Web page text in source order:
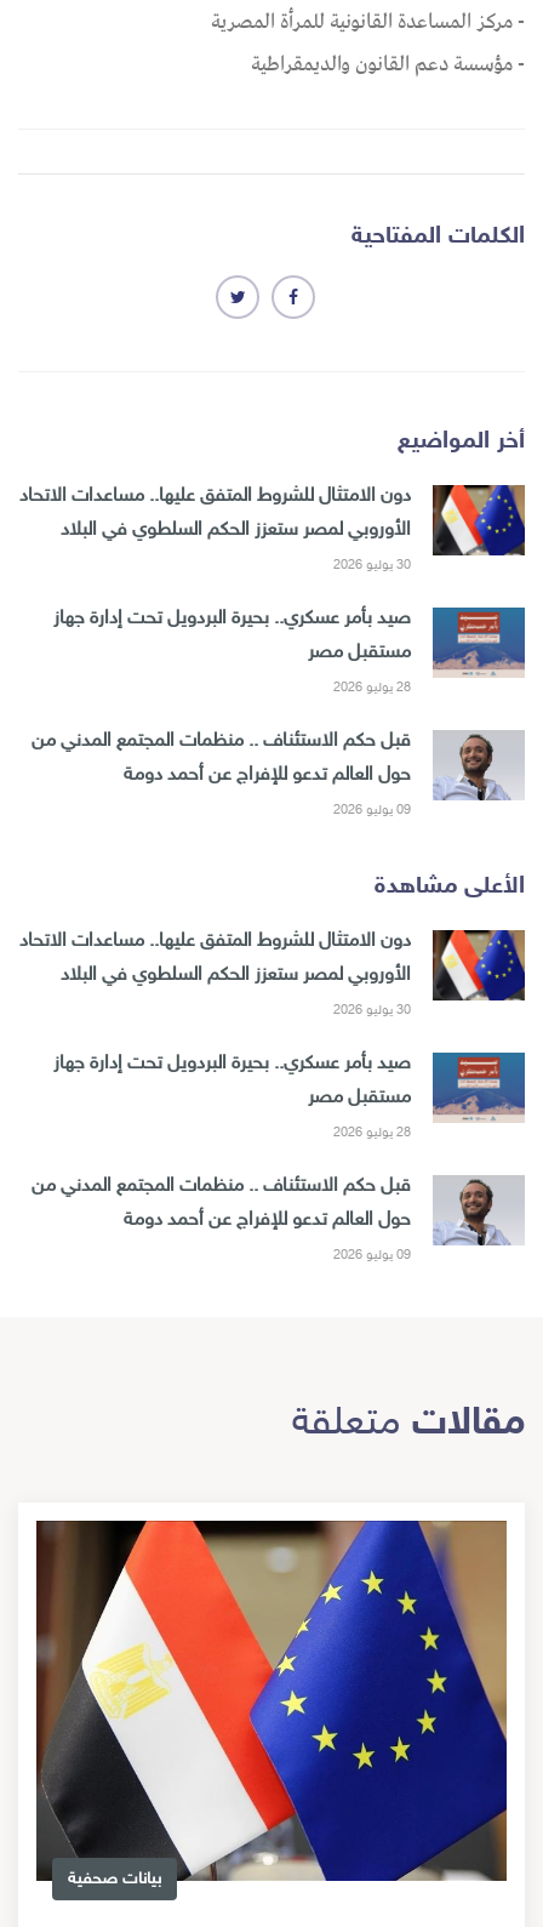
- مركز المساعدة القانونية للمرأة المصرية
- مؤسسة دعم القانون والديمقراطية
الكلمات المفتاحية
أخر المواضيع
دون الامتثال للشروط المتفق عليها.. مساعدات الاتحاد
الأوروبي لمصر ستعزز الحكم السلطوي في البلاد
30 يوليو 2026
صيد بأمر عسكري.. بحيرة البردويل تحت إدارة جهاز
مستقبل مصر
28 يوليو 2026
قبل حكم الاستئناف .. منظمات المجتمع المدني من
حول العالم تدعو للإفراج عن أحمد دومة
09 يوليو 2026
الأعلى مشاهدة
دون الامتثال للشروط المتفق عليها.. مساعدات الاتحاد
الأوروبي لمصر ستعزز الحكم السلطوي في البلاد
30 يوليو 2026
صيد بأمر عسكري.. بحيرة البردويل تحت إدارة جهاز
مستقبل مصر
28 يوليو 2026
قبل حكم الاستئناف .. منظمات المجتمع المدني من
حول العالم تدعو للإفراج عن أحمد دومة
09 يوليو 2026
مقالات متعلقة
بيانات صحفية